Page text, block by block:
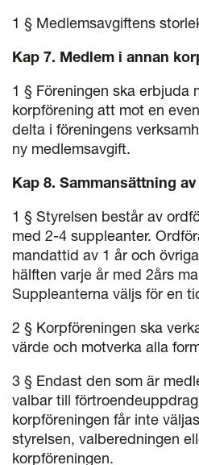
1 § Medlemsavgiftens
Kap 7. Medlem i annan
1 § Föreningen ska erbjuda
korpförening att mot en
delta i föreningens
ny medlemsavgift.
Kap 8. Sammansättning
1 § Styrelsen består av
med 2-4 suppleanter.
mandattid av 1 år och
hälften varje år med 2års
Suppleanterna väljs för en
2 § Korpföreningen ska
värde och motverka alla
3 § Endast den som är
valbar till
korpföreningen får inte
styrelsen, valberedningen
korpföreningen.